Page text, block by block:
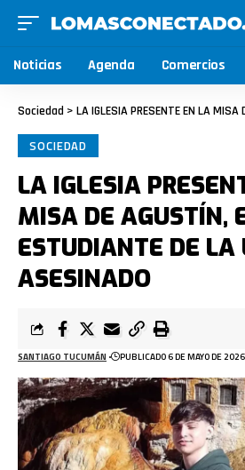
Noticias Agenda Comercios
Sociedad > LA IGLESIA PRESENTE EN LA MISA DE AGUSTÍN, EL
SOCIEDAD
LA IGLESIA
MISA DE AGUSTÍN,
ESTUDIANTE DE LA
ASESINADO
SANTIAGO TUCUMÁN PUBLICADO 6 DE MAYO DE 2026